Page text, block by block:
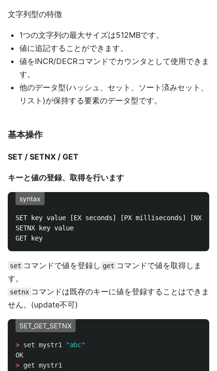
文字列型の特徴
1つの文字列の最大サイズは512MBです。
値に追記することができます。
値をINCR/DECRコマンドでカウンタとして使用できま
す。
他のデータ型(ハッシュ、セット、ソート済みセット、
リスト)が保持する要素のデータ型です。
基本操作
SET / SETNX / GET
キーと値の登録、取得を行います
syntax
SET key value [EX seconds] [PX milliseconds] [NX|XX]
SETNX key value
set コマンドで値を登録し get コマンドで値を取得しま
す。
setnx コマンドは既存のキーに値を登録することはできま
せん。(update不可)
SET_GET_SETNX
> set mystr1
"abc"
OK
> get mystr1